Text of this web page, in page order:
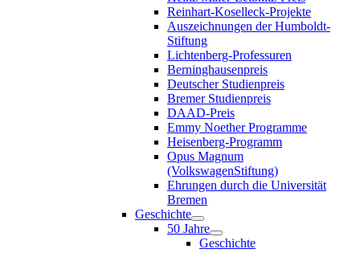
Reinhart-Koselleck-Projekte
Auszeichnungen der Humboldt-
Stiftung
Lichtenberg-Professuren
Berninghausenpreis
Deutscher Studienpreis
Bremer Studienpreis
DAAD-Preis
Emmy Noether Programme
Heisenberg-Programm
Opus Magnum
(VolkswagenStiftung)
Ehrungen durch die Universität
Bremen
Geschichte
50 Jahre
Geschichte